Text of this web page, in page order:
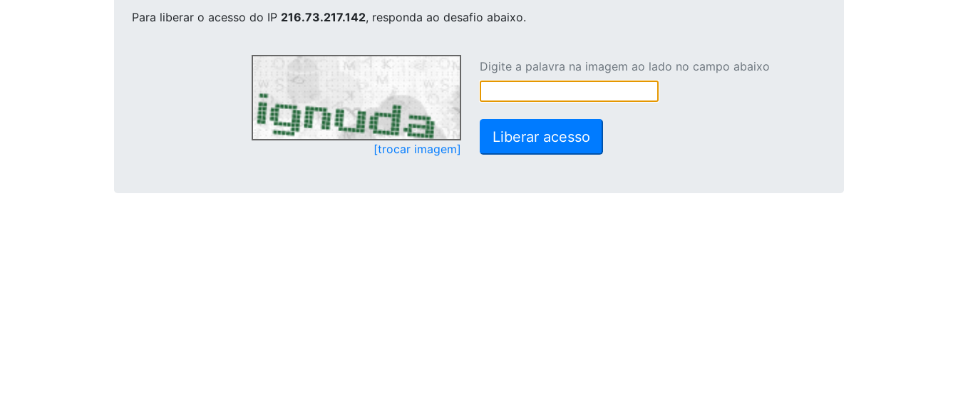
Para liberar o acesso do IP 216.73.217.142, responda ao desafio abaixo.
[trocar imagem]
Digite a palavra na imagem ao lado no campo abaixo